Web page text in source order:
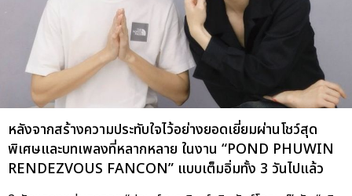
หลังจากสร้างความประทับใจไว้อย่างยอดเยี่ยมผ่านโชว์สุด
พิเศษและบทเพลงที่หลากหลาย ในงาน “POND PHUWIN
RENDEZVOUS FANCON” แบบเต็มอิ่มทั้ง 3 วันไปแล้ว